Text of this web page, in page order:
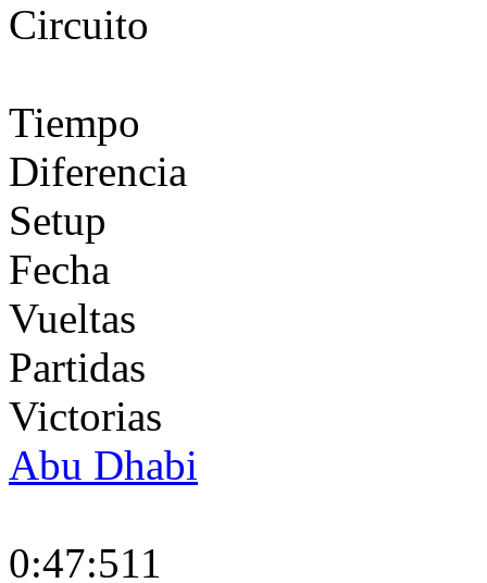
Circuito
Tiempo
Diferencia
Setup
Fecha
Vueltas
Partidas
Victorias
Abu Dhabi
0:47:511